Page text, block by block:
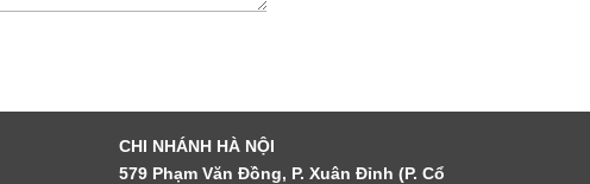
CHI NHÁNH HÀ NỘI
579 Phạm Văn Đồng, P. Xuân Đỉnh (P. Cổ